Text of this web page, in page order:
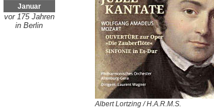
Januar
vor 175 Jahren
in Berlin
Albert Lortzing / H.A.R.M.S.